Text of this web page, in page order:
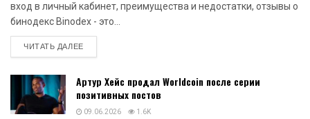
вход в личный кабинет, преимущества и недостатки, отзывы о
бинодекс Binodex - это...
ЧИТАТЬ ДАЛЕЕDETAILS
Артур Хейс продал Worldcoin после серии
позитивных постов
09.06.2026 1.6K